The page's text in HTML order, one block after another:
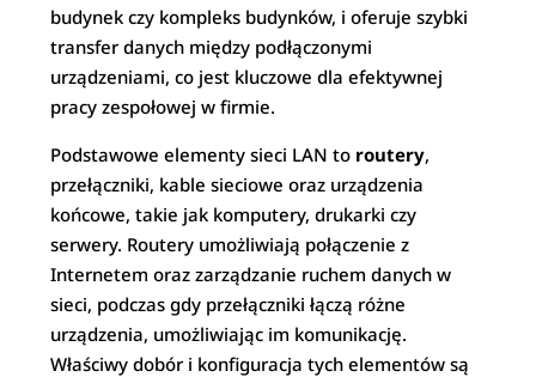
budynek czy kompleks budynków, i oferuje szybki
transfer danych między podłączonymi
urządzeniami, co jest kluczowe dla efektywnej
pracy zespołowej w firmie.
Podstawowe elementy sieci LAN to routery,
przełączniki, kable sieciowe oraz urządzenia
końcowe, takie jak komputery, drukarki czy
serwery. Routery umożliwiają połączenie z
Internetem oraz zarządzanie ruchem danych w
sieci, podczas gdy przełączniki łączą różne
urządzenia, umożliwiając im komunikację.
Właściwy dobór i konfiguracja tych elementów są